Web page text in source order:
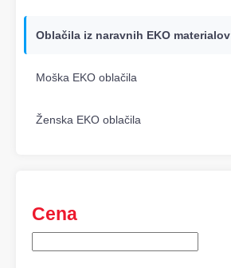
Oblačila iz naravnih EKO materialov
Moška EKO oblačila
Ženska EKO oblačila
Cena